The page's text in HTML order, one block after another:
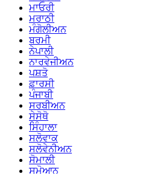
ਮਾਓਰੀ
ਮਰਾਠੀ
ਮੰਗੋਲੀਅਨ
ਬਰਮੀ
ਨੇਪਾਲੀ
ਨਾਰਵੇਜੀਅਨ
ਪਸ਼ਤੋ
ਫ਼ਾਰਸੀ
ਪੰਜਾਬੀ
ਸਰਬੀਅਨ
ਸੇਸੋਥੋ
ਸਿੰਹਾਲਾ
ਸਲੋਵਾਕ
ਸਲੋਵੇਨੀਅਨ
ਸੋਮਾਲੀ
ਸਮੋਆਨ